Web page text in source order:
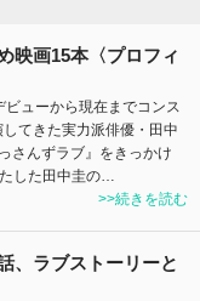
映画15本〈プロフィ
ューから現在までコンス
てきた実力派俳優・田中
さんずラブ』をきっかけ
した田中圭の…
>>続きを読む
、ラブストーリーと